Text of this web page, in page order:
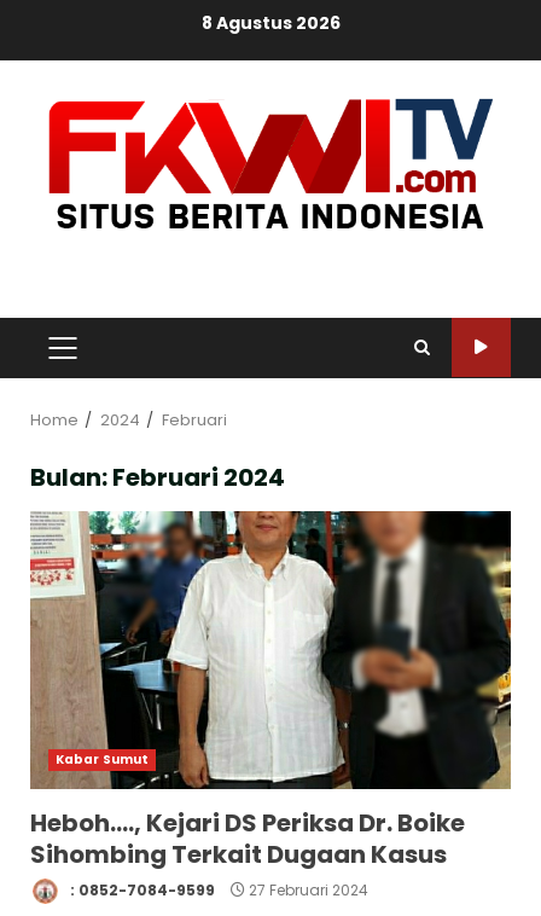
8 Agustus 2026
PRIMARY
MENU
Home 2024 Februari
Bulan:Februari 2024
Kabar Sumut
Heboh…., Kejari DS Periksa Dr. Boike
Sihombing Terkait Dugaan Kasus
: 0852-7084-9599 27 Februari 2024